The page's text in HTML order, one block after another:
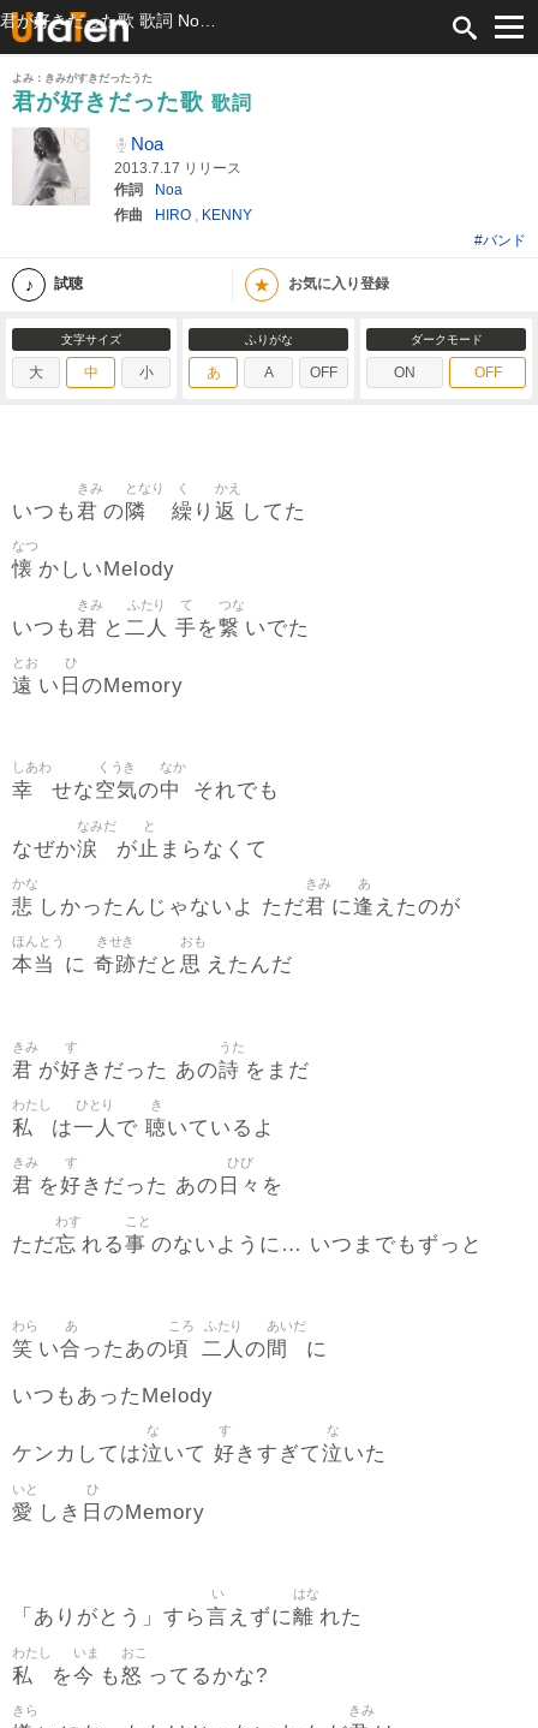
よみ：きみがすきだったうた
君が好きだった歌 歌詞
Noa
2013.7.17 リリース
作詞
Noa
作曲
HIRO , KENNY
#バンド
試聴 ★ お気に入り登録
文字サイズ
大 中 小
ふりがな
あ A OFF
ダークモード
ON OFF
いつも君
きみ
の隣
となり
繰
く
り 返
かえ
してた
懐
なつ
かしいMelody
いつも君
きみ
と 二人
ふたり
手
て
を繋
つな
いでた
遠
とお
い 日
ひ
のMemory
幸
しあわ
せな空気
くうき
の中
なか
それでも
なぜか涙
なみだ
が 止
と
まらなくて
悲
かな
しかったんじゃないよ ただ君
きみ
に逢
あ
えたのが
本当
ほんとう
に 奇跡
きせき
だと 思
おも
えたんだ
君
きみ
が好
す
きだった あの詩
うた
をまだ
私
わたし
は一人
ひとり
で 聴
き
いているよ
君
きみ
を好
す
きだった あの 日々
ひび
を
ただ忘
わす
れる事
こと
のないように… いつまでもずっと
笑
わら
い合
あ
ったあの頃
ころ
二人
ふたり
の間
あいだ
に
いつもあったMelody
ケンカしては泣
な
いて 好
す
きすぎて泣
な
いた
愛
いと
しき 日
ひ
のMemory
「ありがとう」すら言
い
えずに離
はな
れた
私
わたし
を今
いま
も怒
おこ
ってるかな?
きら きみ